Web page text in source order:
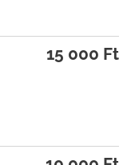
15 000 Ft